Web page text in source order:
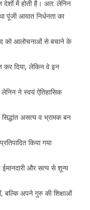
देशों में होती है। अत: लेनिन
पूंजी आयात निर्धनता का
को आलोचनाओं से बचाने के
कर दिया, लेकिन वे इन
लेनिन ने स्वयं ऐतिहासिक
असत्य व भ्रामक बन
किया गया
ईमानदारी और सत्य से शून्य
बल्कि अपने गुरु की शिक्षाओं